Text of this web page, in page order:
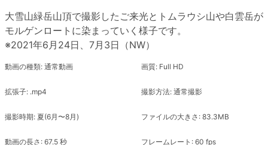
大雪山緑岳山頂で撮影したご来光とトムラウシ山や白雲岳が
モルゲンロートに染まっていく様子です。
※2021年6月24日、7月3日（NW）
動画の種類: 通常動画 画質: Full HD
拡張子: .mp4 撮影方法: 通常撮影
撮影時期: 夏(6月〜8月) ファイルの大きさ: 83.3MB
動画の長さ: 67.5 秒 フレームレート: 60 fps